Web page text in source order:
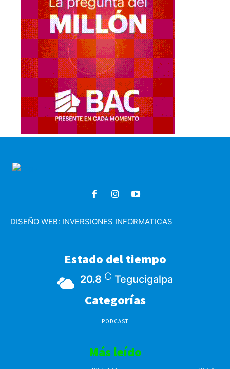
DISEÑO WEB: INVERSIONES INFORMATICAS
Estado del tiempo
20.8 C Tegucigalpa
Categorías
PODCAST
Más leído